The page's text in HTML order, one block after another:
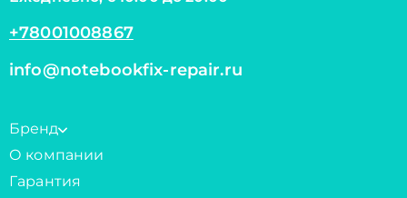
+78001008867
info@notebookfix-repair.ru
Бренд
О компании
Гарантия